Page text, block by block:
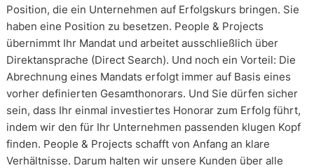
Position, die ein Unternehmen auf Erfolgskurs bringen. Sie
haben eine Position zu besetzen. People & Projects
übernimmt Ihr Mandat und arbeitet ausschließlich über
Direktansprache (Direct Search). Und noch ein Vorteil: Die
Abrechnung eines Mandats erfolgt immer auf Basis eines
vorher definierten Gesamthonorars. Und Sie dürfen sicher
sein, dass Ihr einmal investiertes Honorar zum Erfolg führt,
indem wir den für Ihr Unternehmen passenden klugen Kopf
finden. People & Projects schafft von Anfang an klare
Verhältnisse. Darum halten wir unsere Kunden über alle